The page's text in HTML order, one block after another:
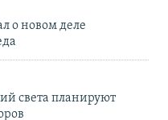
о новом деле
света планируют